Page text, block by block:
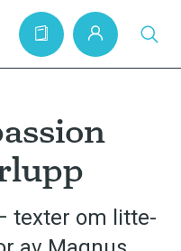
texter om litte­